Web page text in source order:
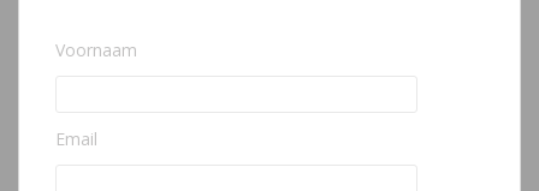
Voornaam
Email